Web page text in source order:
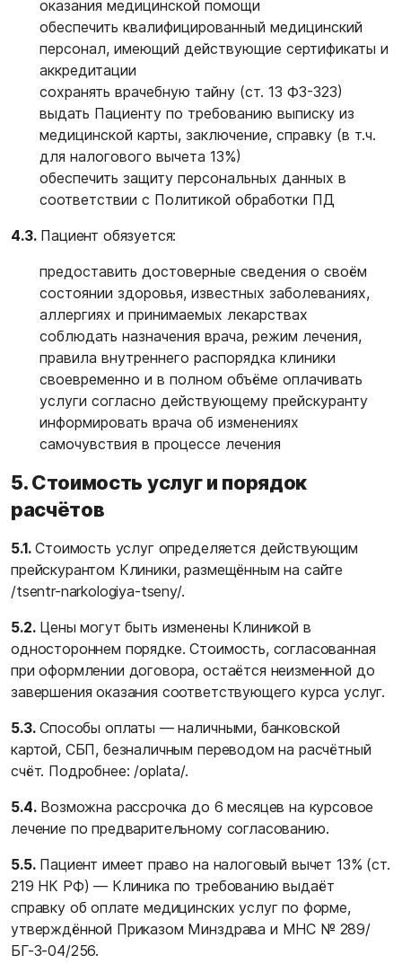
оказания медицинской помощи
обеспечить квалифицированный медицинский
персонал, имеющий действующие сертификаты и
аккредитации
сохранять врачебную тайну (ст. 13 ФЗ-323)
выдать Пациенту по требованию выписку из
медицинской карты, заключение, справку (в т.ч.
для налогового вычета 13%)
обеспечить защиту персональных данных в
соответствии с Политикой обработки ПД
4.3.Пациент обязуется:
предоставить достоверные сведения о своём
состоянии здоровья, известных заболеваниях,
аллергиях и принимаемых лекарствах
соблюдать назначения врача, режим лечения,
правила внутреннего распорядка клиники
своевременно и в полном объёме оплачивать
услуги согласно действующему прейскуранту
информировать врача об изменениях
самочувствия в процессе лечения
5. Стоимость услуг и порядок
расчётов
5.1.Стоимость услуг определяется действующим
прейскурантом Клиники, размещённым на сайте
/tsentr-narkologiya-tseny/.
5.2.Цены могут быть изменены Клиникой в
одностороннем порядке. Стоимость, согласованная
при оформлении договора, остаётся неизменной до
завершения оказания соответствующего курса услуг.
5.3.Способы оплаты — наличными, банковской
картой, СБП, безналичным переводом на расчётный
счёт. Подробнее: /oplata/.
5.4.Возможна рассрочка до 6 месяцев на курсовое
лечение по предварительному согласованию.
5.5.Пациент имеет право на налоговый вычет 13% (ст.
219 НК РФ) — Клиника по требованию выдаёт
справку об оплате медицинских услуг по форме,
утверждённой Приказом Минздрава и МНС № 289/
БГ-3-04/256.